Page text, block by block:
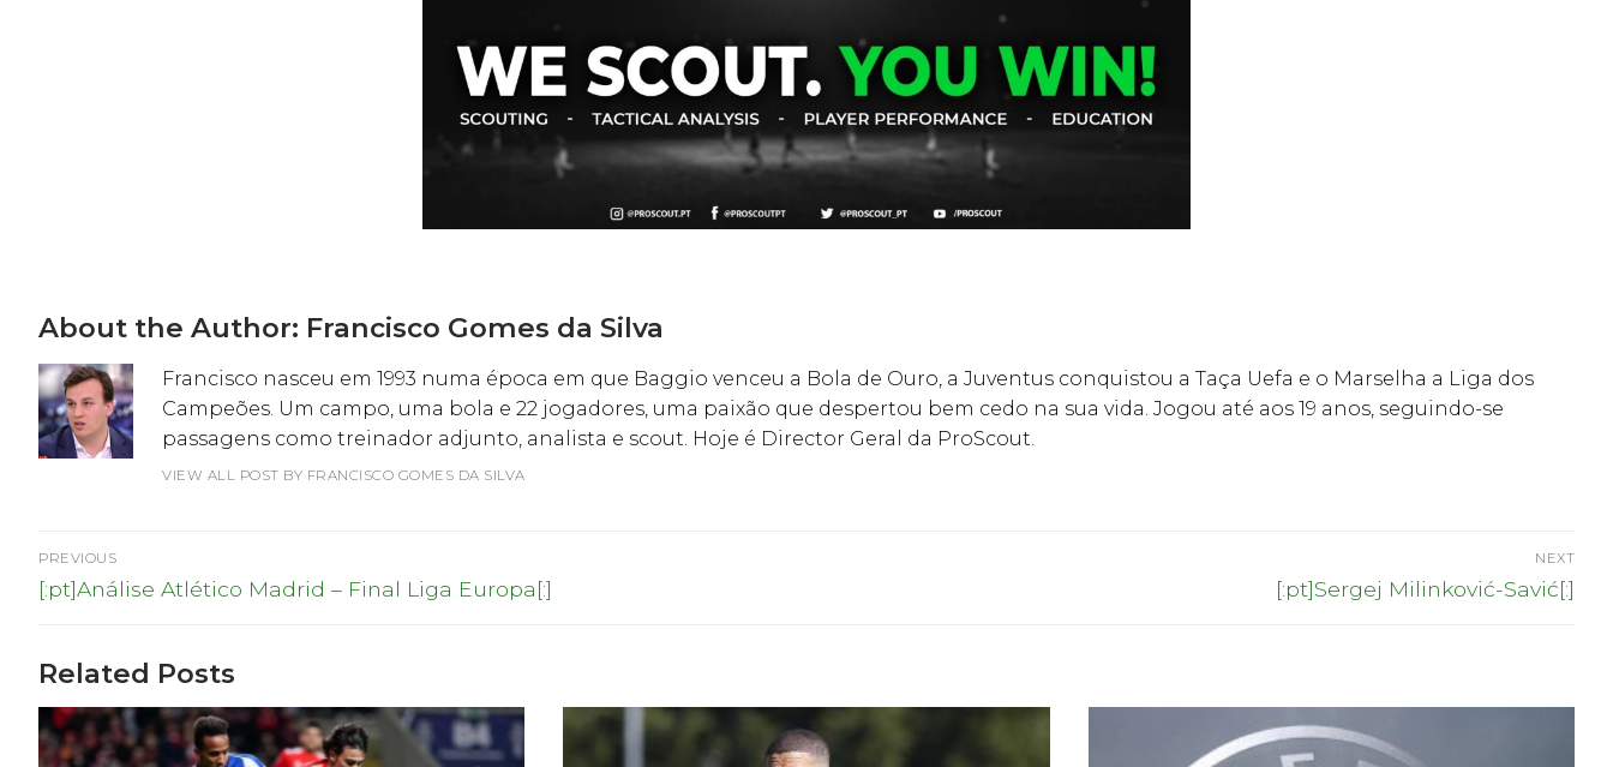
About the Author: Francisco Gomes da Silva
Francisco nasceu em 1993 numa época em que Baggio venceu a Bola de Ouro, a Juventus conquistou a Taça Uefa e o Marselha a Liga dos
Campeões. Um campo, uma bola e 22 jogadores, uma paixão que despertou bem cedo na sua vida. Jogou até aos 19 anos, seguindo-se
passagens como treinador adjunto, analista e scout. Hoje é Director Geral da ProScout.
VIEW ALL POST BY FRANCISCO GOMES DA SILVA
Navegação
de
PREVIOUS
Previous
[:pt]Análise Atlético Madrid – Final Liga Europa[:]
NEXT
Next
[:pt]Sergej Milinković-Savić[:]
Related Posts